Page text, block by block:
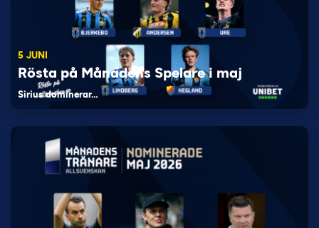
5 JUNI
Rösta på Månadens Spelare i maj
Sirius dominerar…